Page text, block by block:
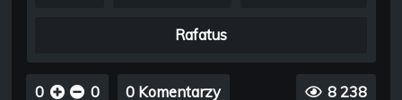
Rafatus
0 0 0 Komentarzy 8 238